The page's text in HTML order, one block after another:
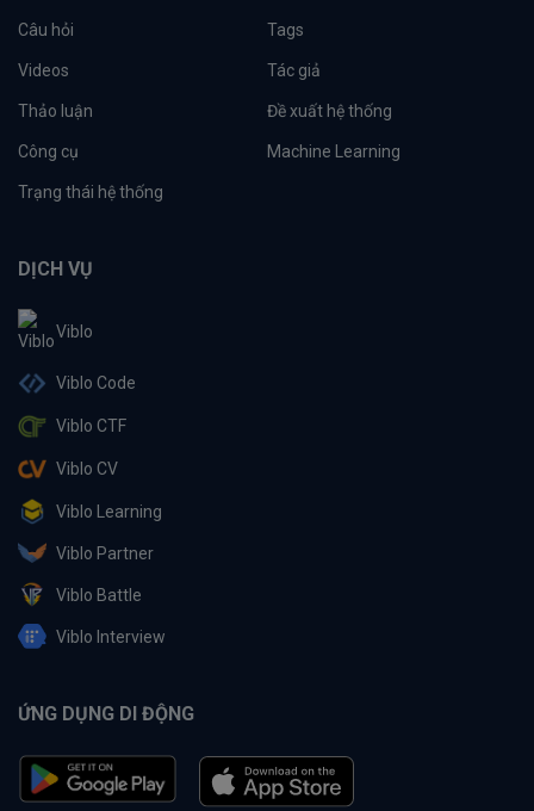
Câu hỏi Tags
Videos Tác giả
Thảo luận Đề xuất hệ thống
Công cụ Machine Learning
Trạng thái hệ thống
DỊCH VỤ
Viblo
Viblo Code
Viblo CTF
Viblo CV
Viblo Learning
Viblo Partner
Viblo Battle
Viblo Interview
ỨNG DỤNG DI ĐỘNG